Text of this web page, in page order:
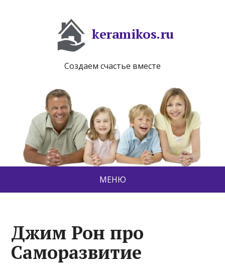
keramikos.ru
Создаем счастье вместе
МЕНЮ
Джим Рон про
Саморазвитие